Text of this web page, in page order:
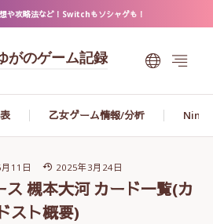
や攻略法など！Switchもソシャゲも！
がのゲーム記録
乙女ゲーム情報/分析
11日 2025年3月24日
槻本大河 カード一覧(カ
ドスト概要)